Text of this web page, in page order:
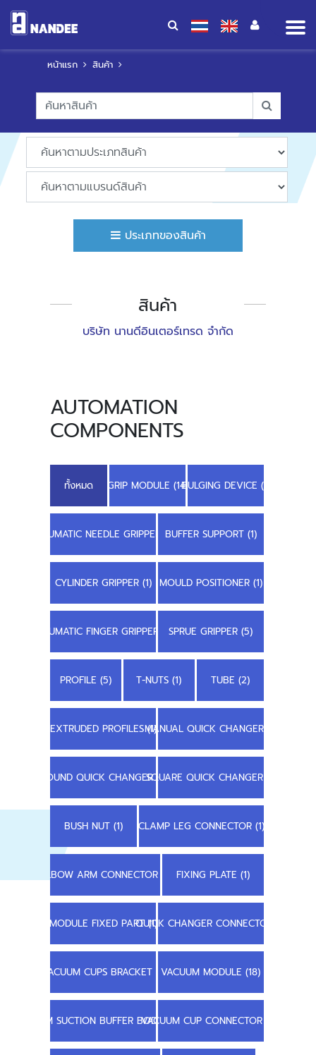
หน้าแรก สินค้า
ประเภทของสินค้า
สินค้า
บริษัท นานดีอินเตอร์เทรด จำกัด
AUTOMATION
COMPONENTS
ทั้งหมด GRIP MODULE (14)BULGING DEVICE (1)
PNEUMATIC NEEDLE GRIPPER (2)BUFFER SUPPORT (1)
CYLINDER GRIPPER (1) MOULD POSITIONER (1)
PNEUMATIC FINGER GRIPPER (1)SPRUE GRIPPER (5)
PROFILE (5) T-NUTS (1) TUBE (2)
EXTRUDED PROFILES (1)MANUAL QUICK CHANGER (1)
ROUND QUICK CHANGER (1)SQUARE QUICK CHANGER (1)
BUSH NUT (1) CLAMP LEG CONNECTOR (1)
ELBOW ARM CONNECTOR (1) FIXING PLATE (1)
MODULE FIXED PART (1)QUICK CHANGER CONNECTOR (1)
VACUUM CUPS BRACKET (1)VACUUM MODULE (18)
STEM SUCTION BUFFER BODY (3)VACUUM CUP CONNECTOR (2)